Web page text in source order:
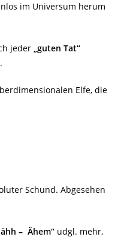
im Universum herum
jeder „guten Tat“
Elfe, die
Schund. Abgesehen
ähh – Ähem“ udgl. mehr,